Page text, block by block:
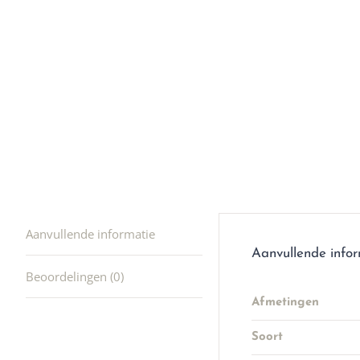
ook
Aanvullende informatie
Beoordelingen (0)
Aanvullende
Afmetingen
Soort